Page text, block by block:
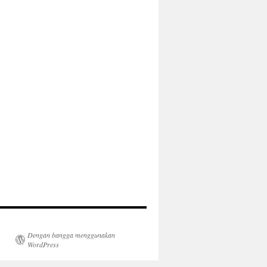
Dengan bangga menggunakan
WordPress